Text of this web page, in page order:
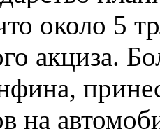
около 5
акциза.
на